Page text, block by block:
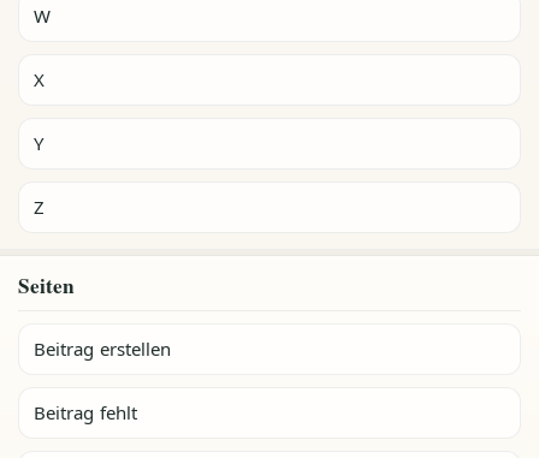
W
X
Y
Z
Seiten
Beitrag erstellen
Beitrag fehlt